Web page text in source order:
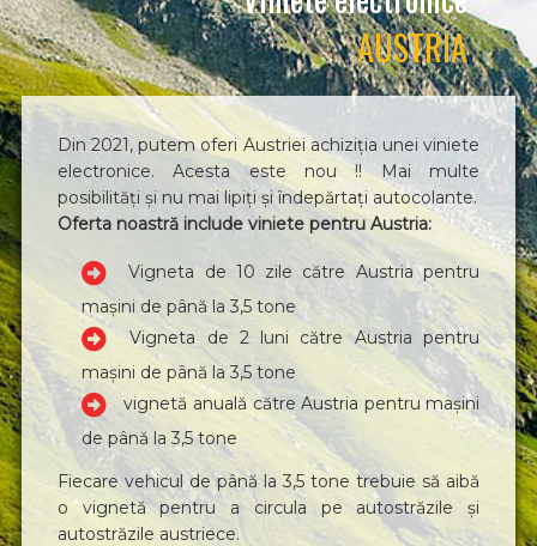
AUSTRIA
Din 2021, putem oferi Austriei achiziția unei viniete
electronice. Acesta este nou !! Mai multe
posibilități și nu mai lipiți și îndepărtați autocolante.
Oferta noastră include viniete pentru Austria:
Vigneta de 10 zile către Austria pentru
mașini de până la 3,5 tone
Vigneta de 2 luni către Austria pentru
mașini de până la 3,5 tone
vignetă anuală către Austria pentru mașini
de până la 3,5 tone
Fiecare vehicul de până la 3,5 tone trebuie să aibă
o vignetă pentru a circula pe autostrăzile și
autostrăzile austriece.